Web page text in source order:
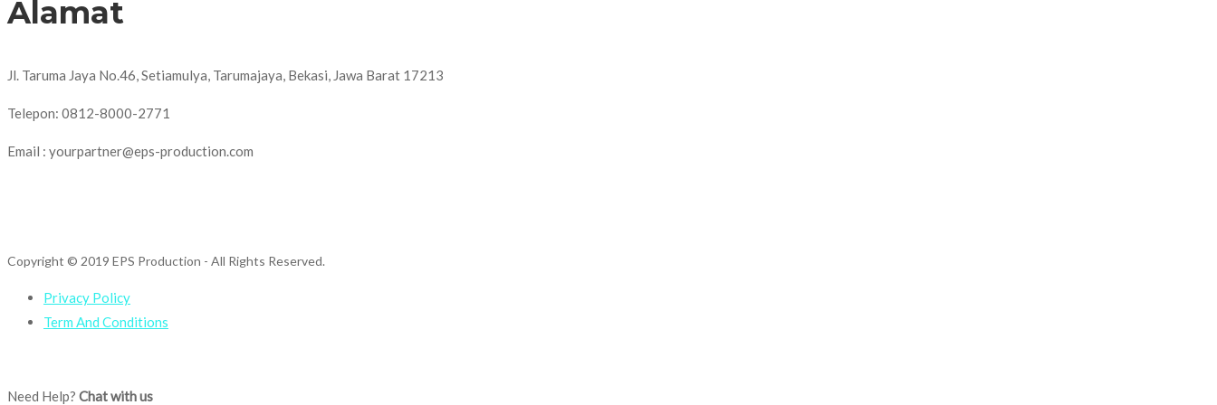
Alamat
Jl. Taruma Jaya No.46, Setiamulya, Tarumajaya, Bekasi, Jawa Barat 17213
Telepon: 0812-8000-2771
Email : yourpartner@eps-production.com
Copyright © 2019 EPS Production - All Rights Reserved.
Privacy Policy
Term And Conditions
Need Help? Chat with us